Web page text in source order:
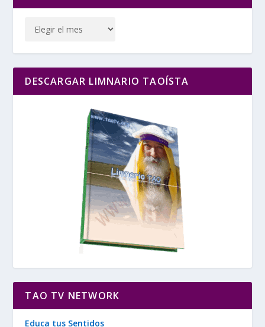
DESCARGAR LIMNARIO TAOÍSTA
TAO TV NETWORK
Educa tus Sentidos